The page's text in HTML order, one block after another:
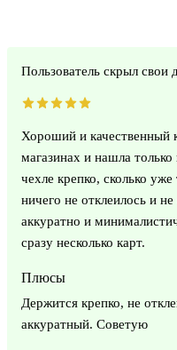
Пользователь скрыл свои
Хороший и качественный
магазинах и нашла
чехле крепко, сколько
ничего не отклеилось и
аккуратно и
сразу несколько карт.
Плюсы
Держится крепко, не
аккуратный. Советую